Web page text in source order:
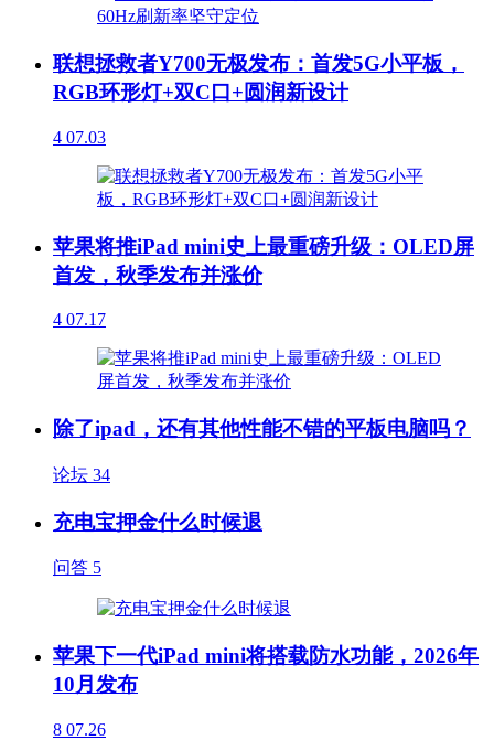
联想拯救者Y700无极发布：首发5G小平板，
RGB环形灯+双C口+圆润新设计
4 07.03
苹果将推iPad mini史上最重磅升级：OLED屏
首发，秋季发布并涨价
4 07.17
除了ipad，还有其他性能不错的平板电脑吗？
论坛 34
充电宝押金什么时候退
问答 5
苹果下一代iPad mini将搭载防水功能，2026年
10月发布
8 07.26